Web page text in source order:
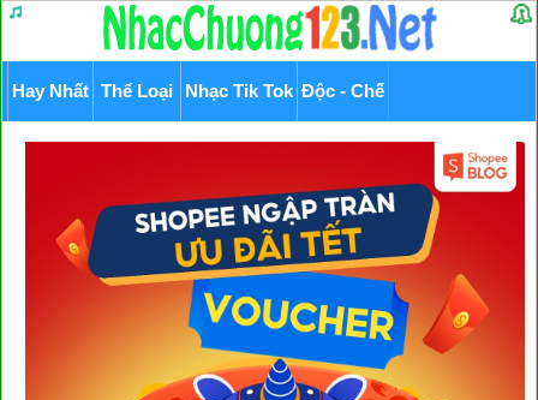
Hay Nhất Thể Loại Nhạc Tik Tok Độc - Chế